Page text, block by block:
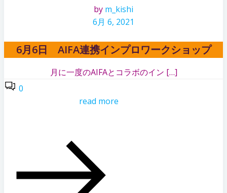
by m_kishi
6月 6, 2021
6月6日 AIFA連携インプロワークショップ
月に一度のAIFAとコラボのイン […]
0
read more